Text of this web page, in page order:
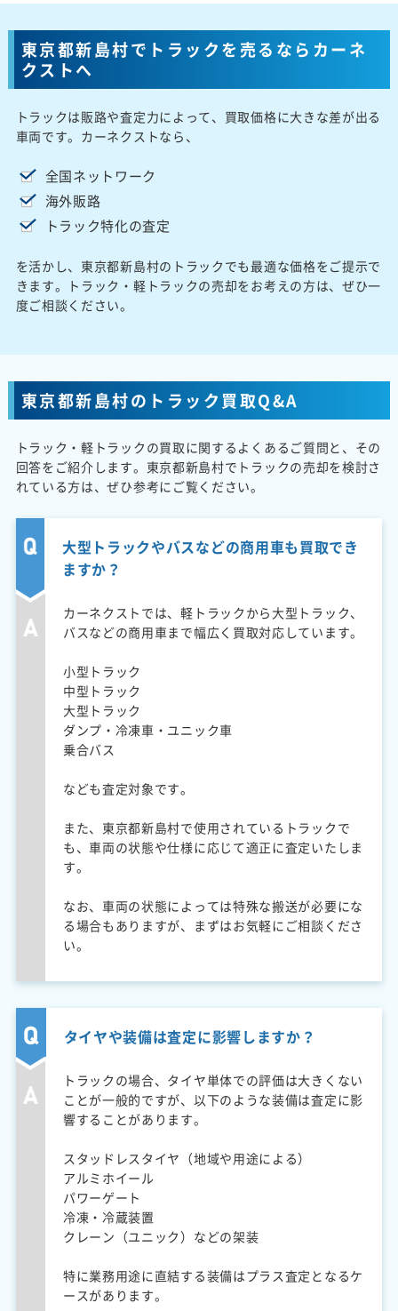
東京都新島村でトラックを売るならカーネ
クストへ
トラックは販路や査定力によって、買取価格に大きな差が出る
車両です。カーネクストなら、
全国ネットワーク
海外販路
トラック特化の査定
を活かし、東京都新島村のトラックでも最適な価格をご提示で
きます。トラック・軽トラックの売却をお考えの方は、ぜひ一
度ご相談ください。
東京都新島村のトラック買取Q&A
トラック・軽トラックの買取に関するよくあるご質問と、その
回答をご紹介します。東京都新島村でトラックの売却を検討さ
れている方は、ぜひ参考にご覧ください。
大型トラックやバスなどの商用車も買取でき
ますか？
カーネクストでは、軽トラックから大型トラック、
バスなどの商用車まで幅広く買取対応しています。
小型トラック
中型トラック
大型トラック
ダンプ・冷凍車・ユニック車
乗合バス
なども査定対象です。
また、東京都新島村で使用されているトラックで
も、車両の状態や仕様に応じて適正に査定いたしま
す。
なお、車両の状態によっては特殊な搬送が必要にな
る場合もありますが、まずはお気軽にご相談くださ
い。
タイヤや装備は査定に影響しますか？
トラックの場合、タイヤ単体での評価は大きくない
ことが一般的ですが、以下のような装備は査定に影
響することがあります。
スタッドレスタイヤ（地域や用途による）
アルミホイール
パワーゲート
冷凍・冷蔵装置
クレーン（ユニック）などの架装
特に業務用途に直結する装備はプラス査定となるケ
ースがあります。